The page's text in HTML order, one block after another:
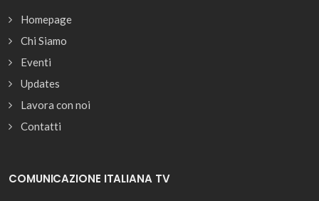
Homepage
Chi Siamo
Eventi
Updates
Lavora con noi
Contatti
COMUNICAZIONE ITALIANA TV